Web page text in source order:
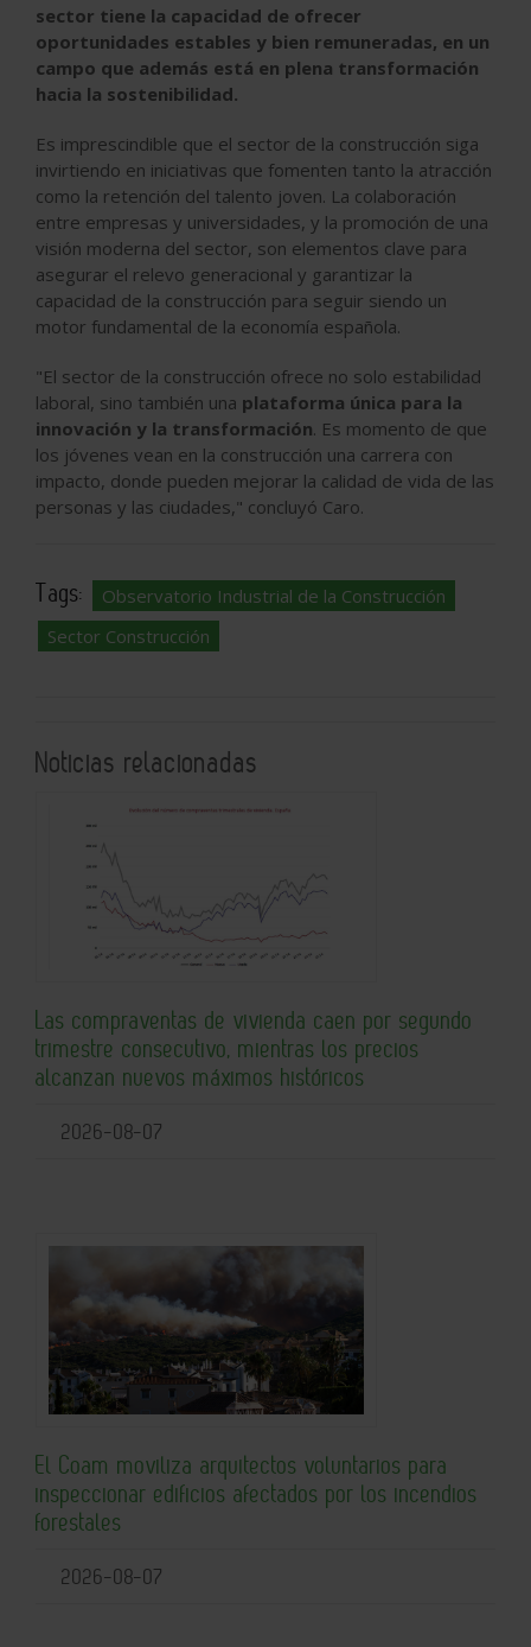
sector tiene la capacidad de ofrecer
oportunidades estables y bien remuneradas, en un
campo que además está en plena transformación
hacia la sostenibilidad.
Es imprescindible que el sector de la construcción siga
invirtiendo en iniciativas que fomenten tanto la atracción
como la retención del talento joven. La colaboración
entre empresas y universidades, y la promoción de una
visión moderna del sector, son elementos clave para
asegurar el relevo generacional y garantizar la
capacidad de la construcción para seguir siendo un
motor fundamental de la economía española.
"El sector de la construcción ofrece no solo estabilidad
laboral, sino también una plataforma única para la
innovación y la transformación. Es momento de que
los jóvenes vean en la construcción una carrera con
impacto, donde pueden mejorar la calidad de vida de las
personas y las ciudades," concluyó Caro.
Tags:
Observatorio Industrial de la Construcción
Sector Construcción
Noticias relacionadas
Las compraventas de vivienda caen por segundo
trimestre consecutivo, mientras los precios
alcanzan nuevos máximos históricos
2026-08-07
El Coam moviliza arquitectos voluntarios para
inspeccionar edificios afectados por los incendios
forestales
2026-08-07